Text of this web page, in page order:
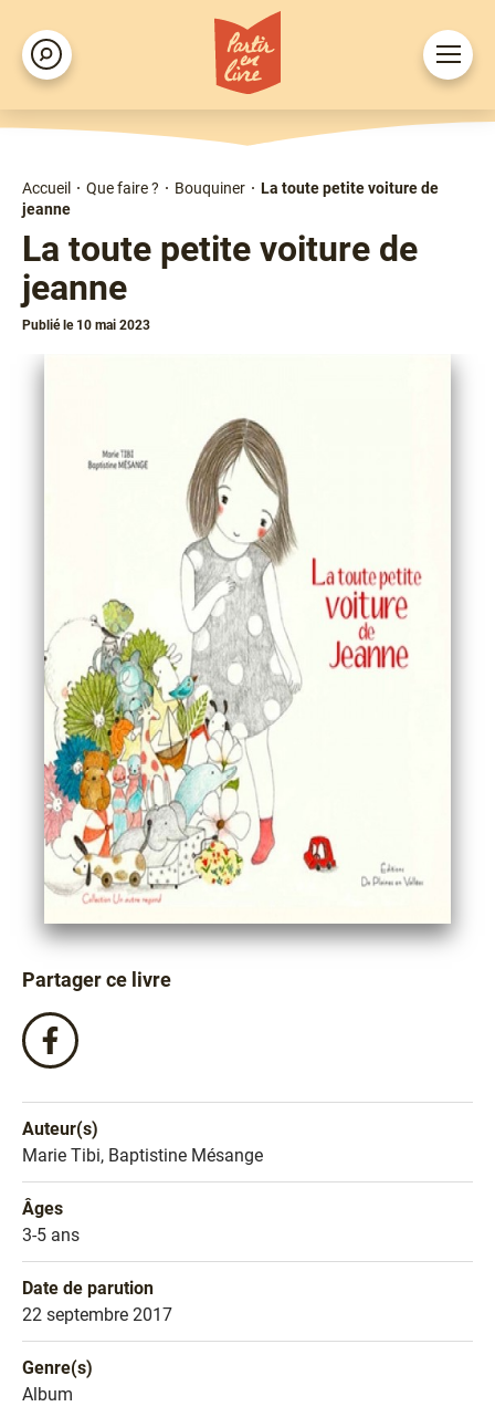
Aller
au
contenu
principal
Rechercher
Ouvrir
le
Fil
d'Ariane
Accueil Que faire ? Bouquiner
La toute petite voiture de
jeanne
La toute petite voiture de
jeanne
Publié le 10 mai 2023
Partager ce livre
Partagez
ce
Facebook
!
Auteur(s)
Nom de l'auteur
Marie Tibi, Baptistine Mésange
Âges
Âges
3-5 ans
Date de parution
Date de parution
22 septembre 2017
Genre(s)
Genre littéraire
Album